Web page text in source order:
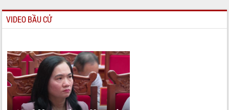
VIDEO BẦU CỬ